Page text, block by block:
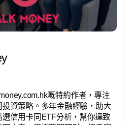
嘅特約作者，專注
資策略。多年金融經驗，助大
信用卡同ETF分析，幫你達致